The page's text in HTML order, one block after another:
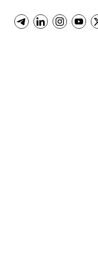
الدوري السعودي